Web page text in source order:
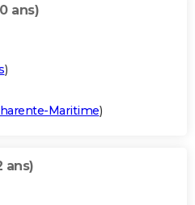
ans)
)
Maritime)
ans)